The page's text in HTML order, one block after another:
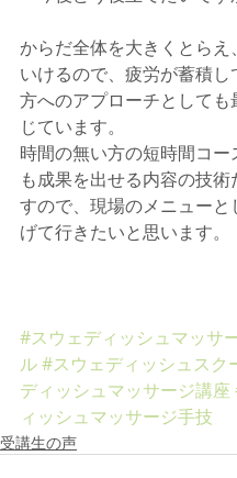
からだ全体を大きくとらえ
いけるので、疲労が蓄積し
方へのアプローチとしても
じています。
時間の無い方の短時間コー
も成果を出せる内容の技術
すので、現場のメニューと
げて行きたいと思います。
#スウェディッシュマッサ
ル#スウェディッシュスク
ディッシュマッサージ講座
ィッシュマッサージ手技
受講生の声